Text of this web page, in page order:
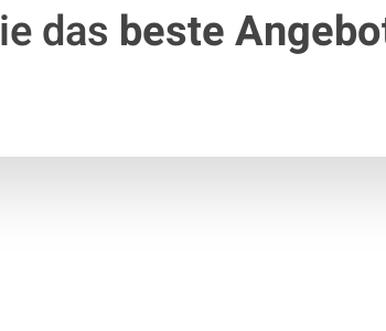
das beste